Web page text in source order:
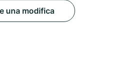
una modifica